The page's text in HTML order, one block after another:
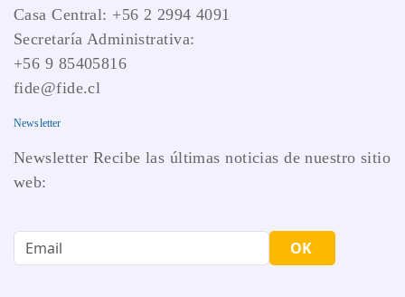
Casa Central: +56 2 2994 4091
Secretaría Administrativa:
+56 9 85405816
fide@fide.cl
Newsletter
Newsletter Recibe las últimas noticias de nuestro sitio
web:
OK